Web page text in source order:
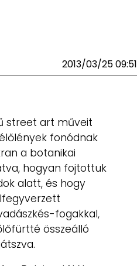
2013/03/25 09:51
street art műveit
fonódnak
a botanikai
hogyan fojtottuk
alatt, és hogy
fogakkal,
összeálló